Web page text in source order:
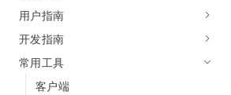
用户指南
开发指南
常用工具
客户端
存储
网络与CDN
现代化应用
安全
网络